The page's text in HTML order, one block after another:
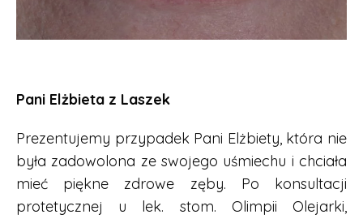
Pani Elżbieta z Laszek
Prezentujemy przypadek Pani Elżbiety, która nie
była zadowolona ze swojego uśmiechu i chciała
mieć piękne zdrowe zęby. Po konsultacji
protetycznej u lek. stom. Olimpii Olejarki,